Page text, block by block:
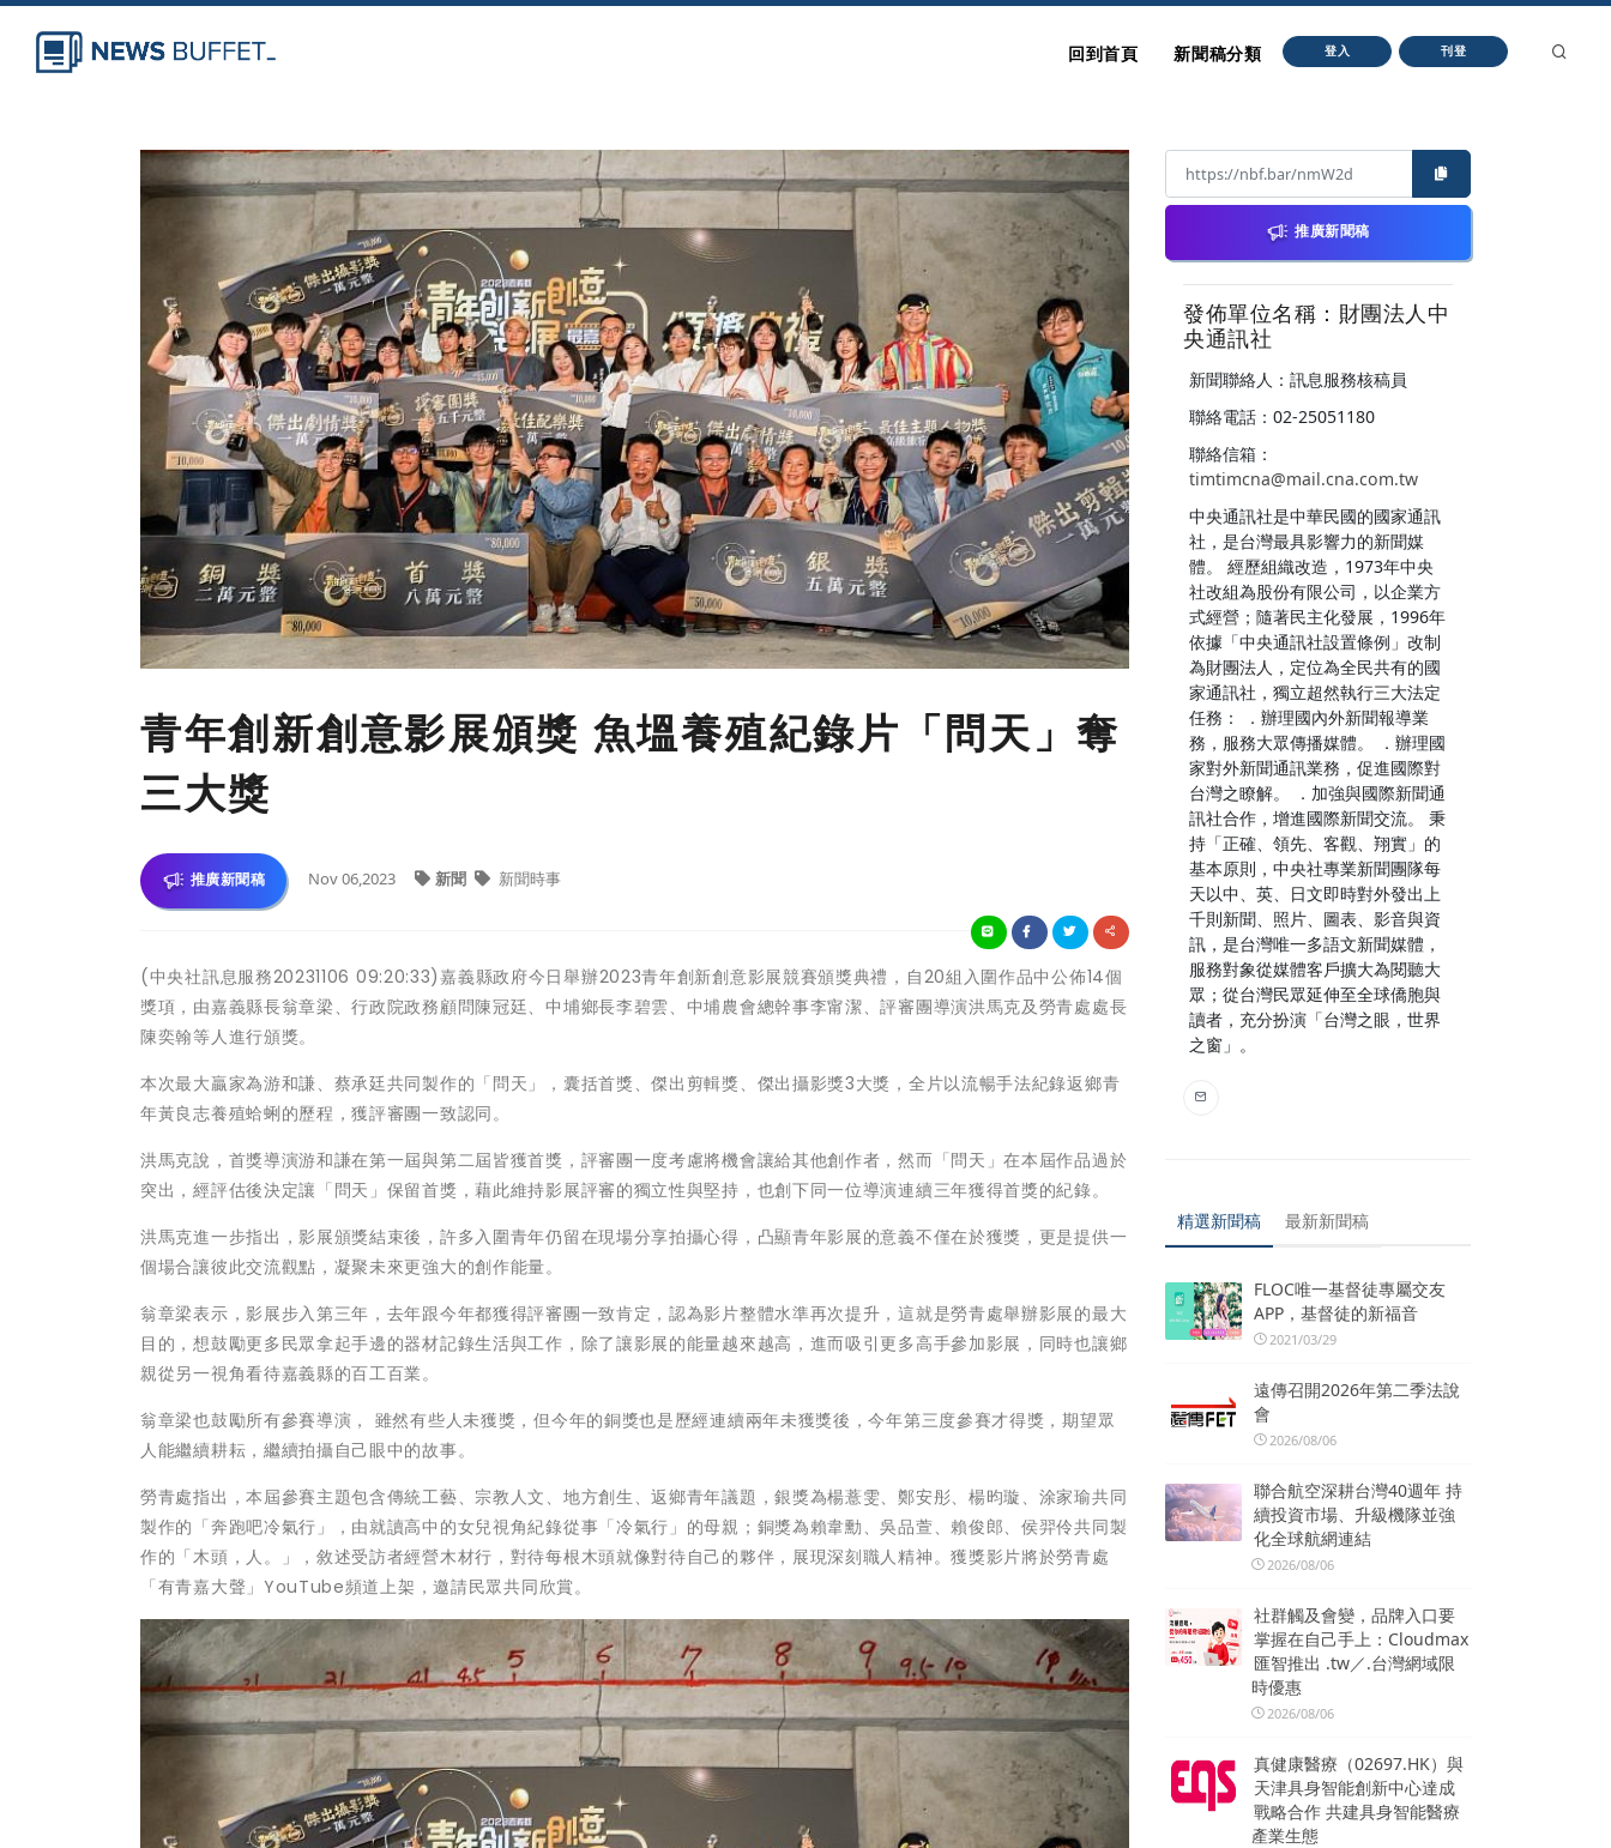
回到首頁 新聞稿分類 登入 刊登
青年創新創意影展頒獎 魚塭養殖紀錄片「問天」奪
三大獎
推廣新聞稿 Nov 06,2023 新聞 新聞時事
(中央社訊息服務20231106 09:20:33)嘉義縣政府今日舉辦2023青年創新創意影展競賽頒獎典禮，自20組入圍作品中公佈14個
獎項，由嘉義縣長翁章梁、行政院政務顧問陳冠廷、中埔鄉長李碧雲、中埔農會總幹事李甯潔、評審團導演洪馬克及勞青處處長
陳奕翰等人進行頒獎。
本次最大贏家為游和謙、蔡承廷共同製作的「問天」，囊括首獎、傑出剪輯獎、傑出攝影獎3大獎，全片以流暢手法紀錄返鄉青
年黃良志養殖蛤蜊的歷程，獲評審團一致認同。
洪馬克說，首獎導演游和謙在第一屆與第二屆皆獲首獎，評審團一度考慮將機會讓給其他創作者，然而「問天」在本屆作品過於
突出，經評估後決定讓「問天」保留首獎，藉此維持影展評審的獨立性與堅持，也創下同一位導演連續三年獲得首獎的紀錄。
洪馬克進一步指出，影展頒獎結束後，許多入圍青年仍留在現場分享拍攝心得，凸顯青年影展的意義不僅在於獲獎，更是提供一
個場合讓彼此交流觀點，凝聚未來更強大的創作能量。
翁章梁表示，影展步入第三年，去年跟今年都獲得評審團一致肯定，認為影片整體水準再次提升，這就是勞青處舉辦影展的最大
目的，想鼓勵更多民眾拿起手邊的器材記錄生活與工作，除了讓影展的能量越來越高，進而吸引更多高手參加影展，同時也讓鄉
親從另一視角看待嘉義縣的百工百業。
翁章梁也鼓勵所有參賽導演， 雖然有些人未獲獎，但今年的銅獎也是歷經連續兩年未獲獎後，今年第三度參賽才得獎，期望眾
人能繼續耕耘，繼續拍攝自己眼中的故事。
勞青處指出，本屆參賽主題包含傳統工藝、宗教人文、地方創生、返鄉青年議題，銀獎為楊薏雯、鄭安彤、楊昀璇、涂家瑜共同
製作的「奔跑吧冷氣行」，由就讀高中的女兒視角紀錄從事「冷氣行」的母親；銅獎為賴韋勳、吳品萱、賴俊郎、侯羿伶共同製
作的「木頭，人。」，敘述受訪者經營木材行，對待每根木頭就像對待自己的夥伴，展現深刻職人精神。獲獎影片將於勞青處
「有青嘉大聲」YouTube頻道上架，邀請民眾共同欣賞。
推廣新聞稿
發佈單位名稱：財團法人中
央通訊社
新聞聯絡人：訊息服務核稿員
聯絡電話：02-25051180
聯絡信箱：
timtimcna@mail.cna.com.tw
中央通訊社是中華民國的國家通訊
社，是台灣最具影響力的新聞媒
體。 經歷組織改造，1973年中央
社改組為股份有限公司，以企業方
式經營；隨著民主化發展，1996年
依據「中央通訊社設置條例」改制
為財團法人，定位為全民共有的國
家通訊社，獨立超然執行三大法定
任務： ．辦理國內外新聞報導業
務，服務大眾傳播媒體。 ．辦理國
家對外新聞通訊業務，促進國際對
台灣之瞭解。 ．加強與國際新聞通
訊社合作，增進國際新聞交流。 秉
持「正確、領先、客觀、翔實」的
基本原則，中央社專業新聞團隊每
天以中、英、日文即時對外發出上
千則新聞、照片、圖表、影音與資
訊，是台灣唯一多語文新聞媒體，
服務對象從媒體客戶擴大為閱聽大
眾；從台灣民眾延伸至全球僑胞與
讀者，充分扮演「台灣之眼，世界
之窗」。
精選新聞稿 最新新聞稿
FLOC唯一基督徒專屬交友
APP，基督徒的新福音
2021/03/29
遠傳召開2026年第二季法說
會
2026/08/06
聯合航空深耕台灣40週年 持
續投資市場、升級機隊並強
化全球航網連結
2026/08/06
社群觸及會變，品牌入口要
掌握在自己手上：Cloudmax
匯智推出 .tw／.台灣網域限
時優惠
2026/08/06
真健康醫療（02697.HK）與
天津具身智能創新中心達成
戰略合作 共建具身智能醫療
產業生態